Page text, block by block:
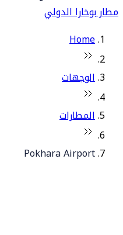
مطار بوخارا الدولي
Home
الوجهات
المطارات
Pokhara Airport